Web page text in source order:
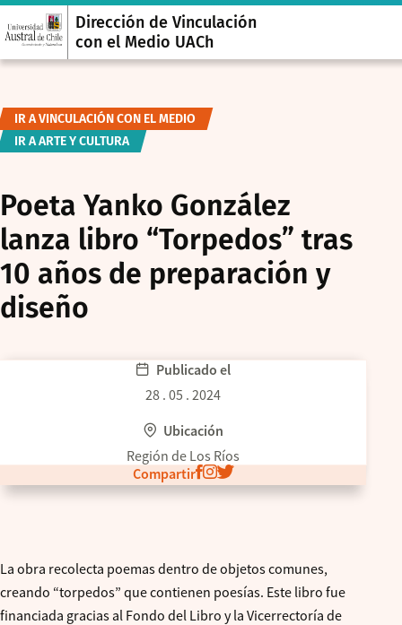
Dirección de Vinculación
con el Medio UACh
IR A VINCULACIÓN CON EL MEDIO
IR A ARTE Y CULTURA
Poeta Yanko González
lanza libro “Torpedos” tras
10 años de preparación y
diseño
La obra recolecta poemas dentro de objetos comunes,
creando “torpedos” que contienen poesías. Este libro fue
financiada gracias al Fondo del Libro y la Vicerrectoría de
Publicado el
28 . 05 . 2024
Ubicación
Región de Los Ríos
Compartir